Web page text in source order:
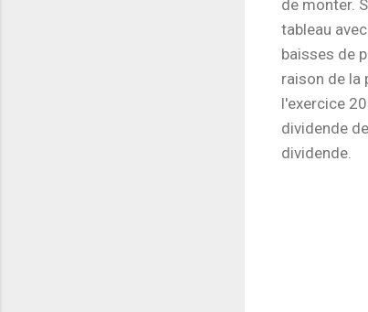
de monter.
tableau
baisses de
raison de la
l'exercice
dividende
dividende.